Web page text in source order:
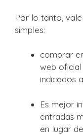
Por lo tanto,
simples:
comprar
web
indicados
Es mejor
entradas
en lugar